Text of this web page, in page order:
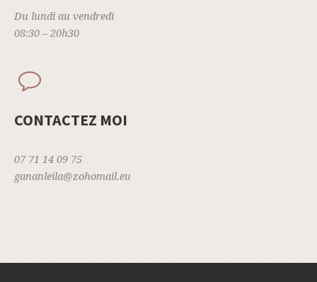
Du lundi au vendredi
08:30 – 20h30
CONTACTEZ MOI
07 71 14 09 75
gananleila@zohomail.eu